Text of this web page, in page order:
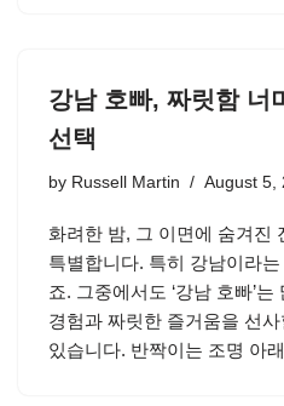
강남 호빠, 짜릿함 너
선택
by Russell Martin August 5,
화려한 밤, 그 이면에 숨겨진
특별합니다. 특히 강남이라
죠. 그중에서도 ‘강남 호빠’
경험과 짜릿한 즐거움을 선
있습니다. 반짝이는 조명 아